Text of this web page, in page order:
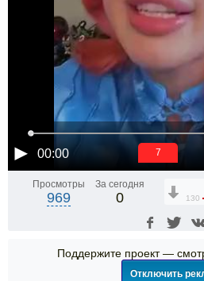
00:00 6
Просмотры
969
За сегодня
0 130
Поддержите проект —
Отключить